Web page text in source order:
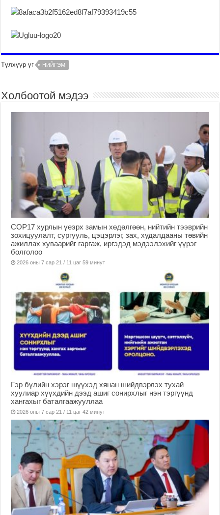
Түлхүүр үг НИЙГЭМ
Холбоотой мэдээ
COP17 хурлын үеэрх замын хөдөлгөөн, нийтийн тээврийн
зохицуулалт, сургууль, цэцэрлэг, зах, худалдааны төвийн
ажиллах хуваарийг гаргаж, иргэдэд мэдээлэхийг үүрэг
болголоо
2026 оны 7 сар 21 / 11 цаг 59 минут
Гэр бүлийн хэрэг шүүхэд хянан шийдвэрлэх тухай
хуулиар хүүхдийн дээд ашиг сонирхлыг нэн тэргүүнд
хангахыг баталгаажууллаа
2026 оны 7 сар 21 / 11 цаг 42 минут